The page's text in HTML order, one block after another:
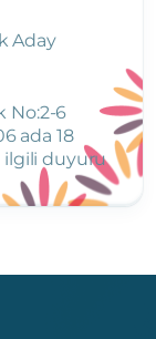
Aday
No:2-6
ada 18
ilgili duyuru